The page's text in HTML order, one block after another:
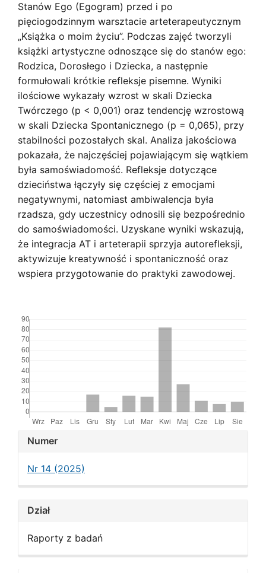
Stanów Ego (Egogram) przed i po
pięciogodzinnym warsztacie arteterapeutycznym
„Książka o moim życiu”. Podczas zajęć tworzyli
książki artystyczne odnoszące się do stanów ego:
Rodzica, Dorosłego i Dziecka, a następnie
formułowali krótkie refleksje pisemne. Wyniki
ilościowe wykazały wzrost w skali Dziecka
Twórczego (p < 0,001) oraz tendencję wzrostową
w skali Dziecka Spontanicznego (p = 0,065), przy
stabilności pozostałych skal. Analiza jakościowa
pokazała, że najczęściej pojawiającym się wątkiem
była samoświadomość. Refleksje dotyczące
dzieciństwa łączyły się częściej z emocjami
negatywnymi, natomiast ambiwalencja była
rzadsza, gdy uczestnicy odnosili się bezpośrednio
do samoświadomości. Uzyskane wyniki wskazują,
że integracja AT i arteterapii sprzyja autorefleksji,
aktywizuje kreatywność i spontaniczność oraz
wspiera przygotowanie do praktyki zawodowej.
Article
Details
Numer
Nr 14 (2025)
Dział
Raporty z badań